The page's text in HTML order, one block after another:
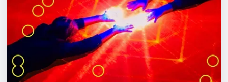
Города
Артисты